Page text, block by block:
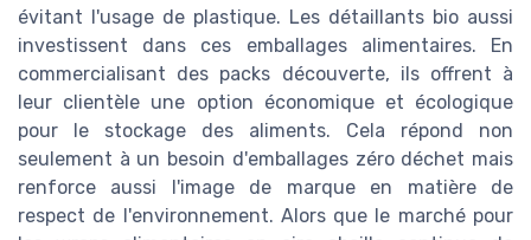
évitant l'usage de plastique. Les détaillants bio aussi
investissent dans ces emballages alimentaires. En
commercialisant des packs découverte, ils offrent à
leur clientèle une option économique et écologique
pour le stockage des aliments. Cela répond non
seulement à un besoin d'emballages zéro déchet mais
renforce aussi l'image de marque en matière de
respect de l'environnement. Alors que le marché pour